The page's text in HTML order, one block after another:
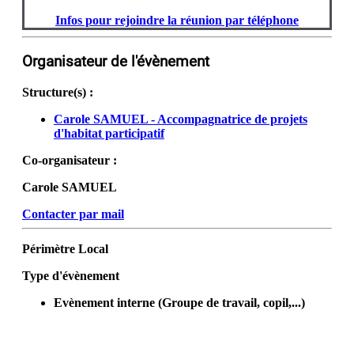
Infos pour rejoindre la réunion par téléphone
Organisateur de l'évènement
Structure(s) :
Carole SAMUEL - Accompagnatrice de projets
d'habitat participatif
Co-organisateur :
Carole SAMUEL
Contacter par mail
Périmètre Local
Type d'évènement
Evènement interne (Groupe de travail, copil,...)